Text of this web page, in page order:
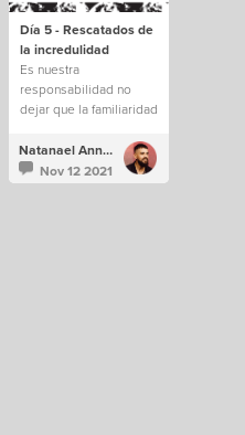
Día 5 - Rescatados de
la incredulidad
Es nuestra
responsabilidad no
dejar que la familiaridad
saquen de todo lo que
Dios tiene para
nosotros.
Natanael Annacondia
Nov 12 2021